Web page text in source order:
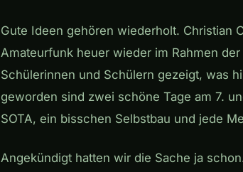
Gute Ideen gehören wiederholt. Christian
Amateurfunk heuer wieder im Rahmen
Schülerinnen und Schülern gezeigt, was
geworden sind zwei schöne Tage am 7.
SOTA, ein bisschen Selbstbau und jede
Angekündigt hatten wir die Sache ja